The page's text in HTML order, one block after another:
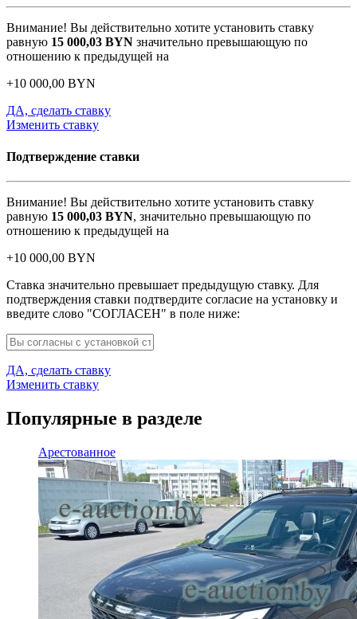
Внимание! Вы действительно хотите установить ставку
равную 15 000,03 BYN значительно превышающую по
отношению к предыдущей на
+10 000,00 BYN
ДА, сделать ставку
Изменить ставку
Подтверждение ставки
Внимание! Вы действительно хотите установить ставку
равную 15 000,03 BYN, значительно превышающую по
отношению к предыдущей на
+10 000,00 BYN
Ставка значительно превышает предыдущую ставку. Для
подтверждения ставки подтвердите согласие на установку и
введите слово "СОГЛАСЕН" в поле ниже:
ДА, сделать ставку
Изменить ставку
Популярные в разделе
Арестованное